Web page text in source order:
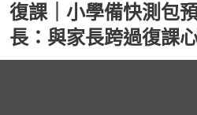
復課｜小學備快測包
長：與家長跨過復課